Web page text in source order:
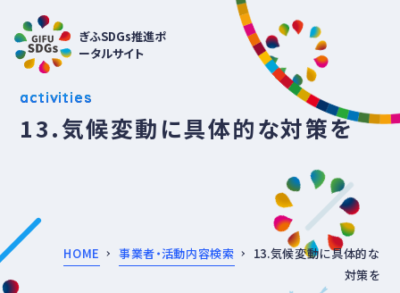
ぎふSDGs推進ポ
ータルサイト
activities
13.気候変動に具体的な対策を
HOME 事業者・活動内容検索
13.気候変動に具体的な
対策を